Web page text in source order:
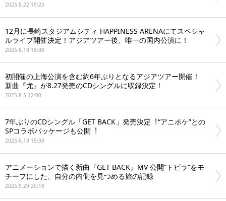
2025.8.22 19:25
12月に長崎スタジアムシティ HAPPINESS ARENAにてスペシャ
ルライブ開催決定！アジアツアー後、唯一の国内公演に！
2025.8.19 18:00
初開催の上海公演を含む約6年ぶりとなるアジアツアー開催！
新曲『尤』が8.27発売のCDシングルに収録決定！
2025.8.5 12:00
7年ぶりのCDシングル「GET BACK」発売決定︕“アニポケ”との
SPコラボパッケージも公開︕
2025.6.13 19:30
アニメーションで描く新曲『GET BACK』MV 公開“トビラ”をモ
チーフにした、⾃分の内側を⾒つめる旅の記録
2025.5.29 20:10